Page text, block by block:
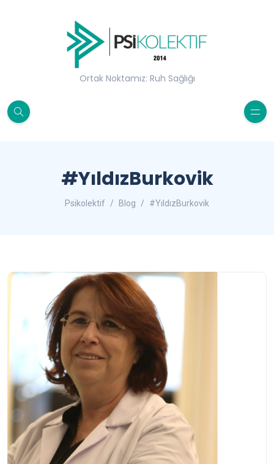
Ortak Noktamız: Ruh Sağlığı
#YıldızBurkovik
Psikolektif Blog #YıldızBurkovik